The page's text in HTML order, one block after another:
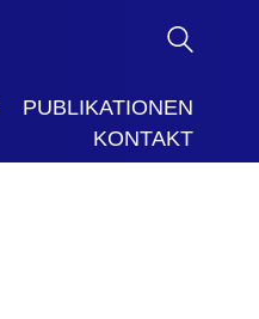
PUBLIKATIONEN
KONTAKT